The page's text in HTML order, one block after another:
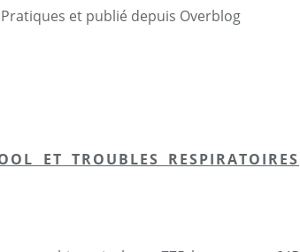
et publié depuis Overblog
ET TROUBLES RESPIRATOIRES